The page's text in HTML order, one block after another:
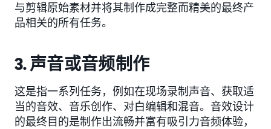
与剪辑原始素材并将其制作成完整而精美的最终产
品相关的所有任务。
3. 声音或音频制作
这是指一系列任务，例如在现场录制声音、获取适
当的音效、音乐创作、对白编辑和混音。音效设计
的最终目的是制作出流畅并富有吸引力音频体验，